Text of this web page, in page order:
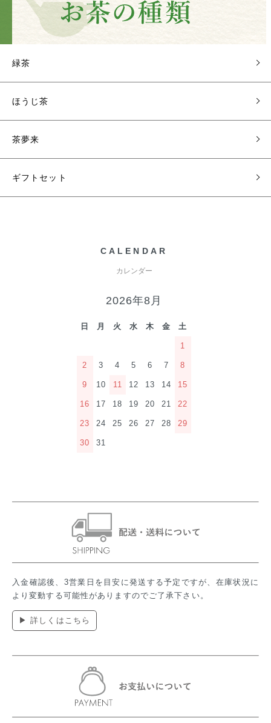
緑茶
ほうじ茶
茶夢来
ギフトセット
CALENDAR
カレンダー
2026年8月
日 月 火 水 木 金 土
1
2 3 4 5 6 7 8
9 10 11 12 13 14 15
16 17 18 19 20 21 22
23 24 25 26 27 28 29
30 31
入金確認後、3営業日を目安に発送する予定ですが、在庫状況に
より変動する可能性がありますのでご了承下さい。
▶ 詳しくはこちら